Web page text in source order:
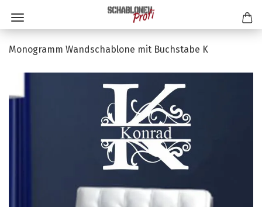
Monogramm Wandschablone mit Buchstabe K